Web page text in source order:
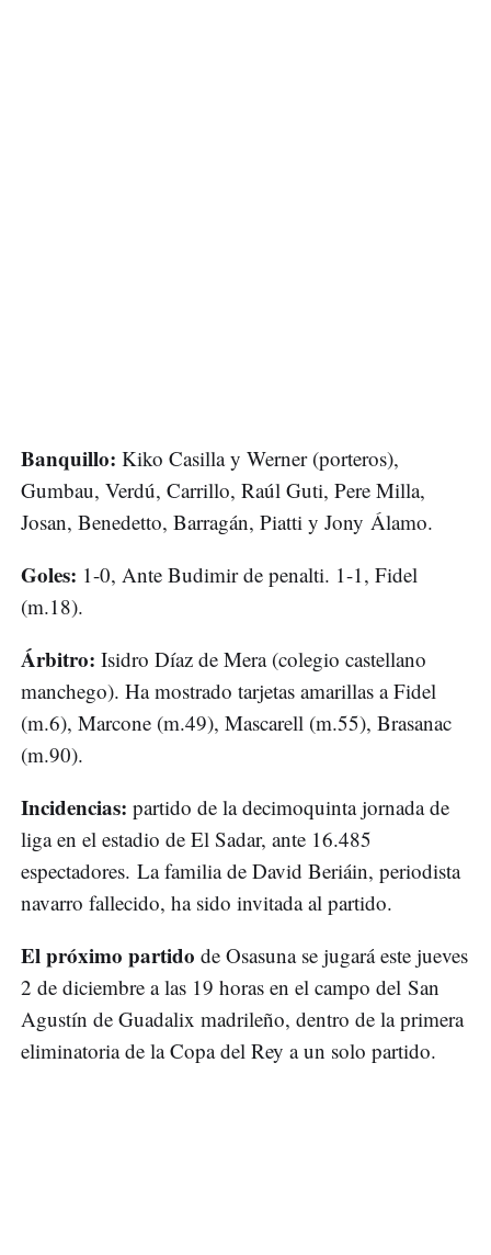
Banquillo: Kiko Casilla y Werner (porteros),
Gumbau, Verdú, Carrillo, Raúl Guti, Pere Milla,
Josan, Benedetto, Barragán, Piatti y Jony Álamo.
Goles: 1-0, Ante Budimir de penalti. 1-1, Fidel
(m.18).
Árbitro: Isidro Díaz de Mera (colegio castellano
manchego). Ha mostrado tarjetas amarillas a Fidel
(m.6), Marcone (m.49), Mascarell (m.55), Brasanac
(m.90).
Incidencias: partido de la decimoquinta jornada de
liga en el estadio de El Sadar, ante 16.485
espectadores. La familia de David Beriáin, periodista
navarro fallecido, ha sido invitada al partido.
El próximo partido de Osasuna se jugará este jueves
2 de diciembre a las 19 horas en el campo del San
Agustín de Guadalix madrileño, dentro de la primera
eliminatoria de la Copa del Rey a un solo partido.